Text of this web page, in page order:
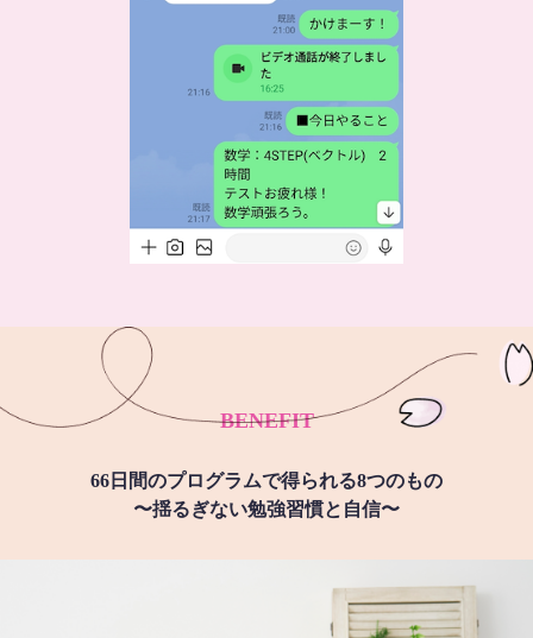
BENEFIT
66日間のプログラムで得られる8つのもの
〜揺るぎない勉強習慣と自信〜